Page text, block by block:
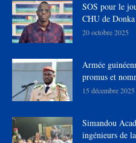
SOS pour le
CHU de Donka
20 octobre 2025
Armée
promus et
15 décembre 2025
Simandou
ingénieurs de